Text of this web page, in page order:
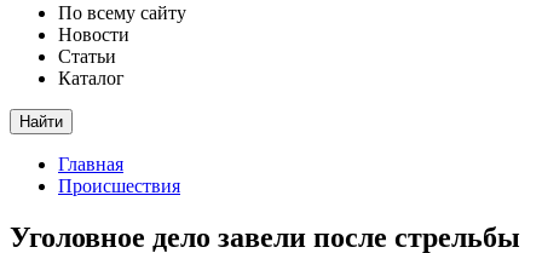
По всему сайту
Новости
Статьи
Каталог
Найти
Главная
Происшествия
Уголовное дело завели после стрельбы